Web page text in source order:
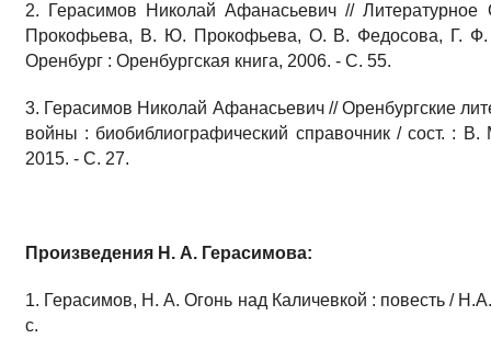
2. Герасимов Николай Афанасьевич //
Прокофьева, В. Ю. Прокофьева, О. В. Федосова, Г.
Оренбург : Оренбургская книга, 2006. - С. 55.
3. Герасимов Николай Афанасьевич // Оренбургские
войны : биобиблиографический справочник / сост. :
2015. - С. 27.
Произведения Н. А. Герасимова:
1. Герасимов, Н. А. Огонь над Каличевкой : повесть /
с.